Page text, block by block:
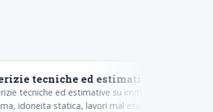
tecniche ed estimative
tecniche ed estimative su immobili:
idoneita statica, lavori mal eseguiti,